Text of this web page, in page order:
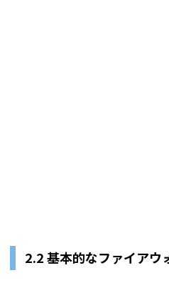
2.2 基本的なファイアウ